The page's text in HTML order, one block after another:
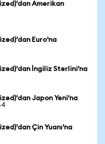
Amerikan
Euro'na
İngiliz Sterlini'na
Japon Yeni'na
Çin Yuanı'na